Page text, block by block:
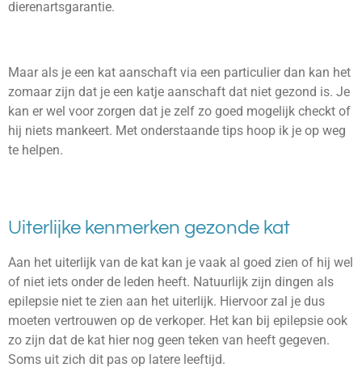
dierenartsgarantie.
Maar als je een kat aanschaft via een particulier dan kan het
zomaar zijn dat je een katje aanschaft dat niet gezond is. Je
kan er wel voor zorgen dat je zelf zo goed mogelijk checkt of
hij niets mankeert. Met onderstaande tips hoop ik je op weg
te helpen.
Uiterlijke kenmerken gezonde kat
Aan het uiterlijk van de kat kan je vaak al goed zien of hij wel
of niet iets onder de leden heeft. Natuurlijk zijn dingen als
epilepsie niet te zien aan het uiterlijk. Hiervoor zal je dus
moeten vertrouwen op de verkoper. Het kan bij epilepsie ook
zo zijn dat de kat hier nog geen teken van heeft gegeven.
Soms uit zich dit pas op latere leeftijd.